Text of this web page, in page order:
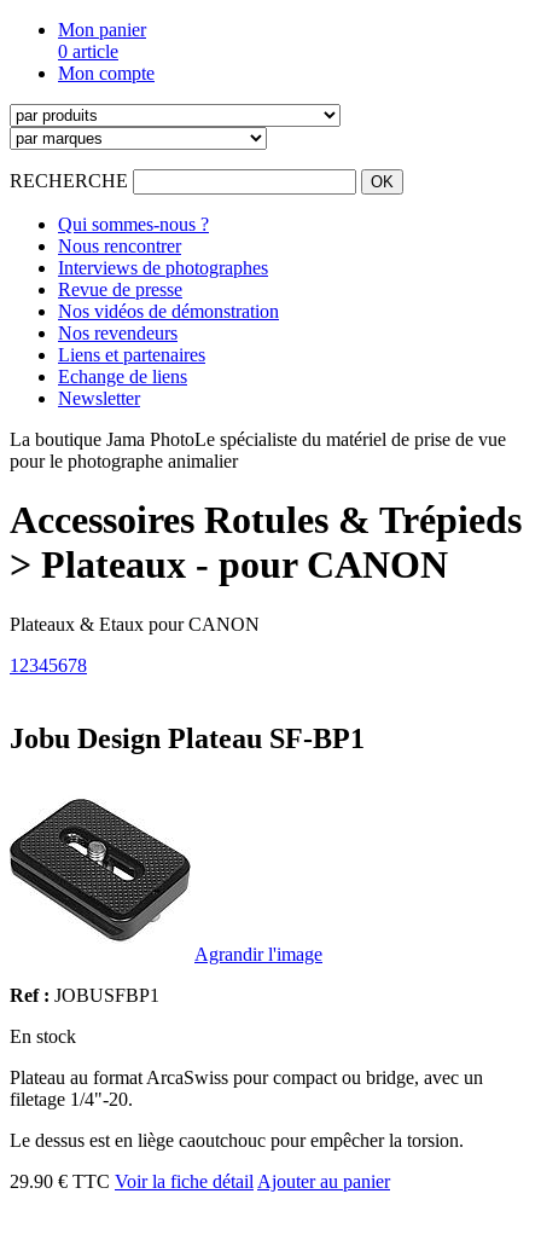
Mon panier
0 article
Mon compte
RECHERCHE
Qui sommes-nous ?
Nous rencontrer
Interviews de photographes
Revue de presse
Nos vidéos de démonstration
Nos revendeurs
Liens et partenaires
Echange de liens
Newsletter
La boutique Jama PhotoLe spécialiste du matériel de prise de vue
pour le photographe animalier
Accessoires Rotules & Trépieds
> Plateaux - pour CANON
Plateaux & Etaux pour CANON
1 2345678
Jobu Design Plateau SF-BP1
Agrandir l'image
Ref : JOBUSFBP1
En stock
Plateau au format ArcaSwiss pour compact ou bridge, avec un
filetage 1/4"-20.
Le dessus est en liège caoutchouc pour empêcher la torsion.
29.90 € TTC Voir la fiche détail Ajouter au panier